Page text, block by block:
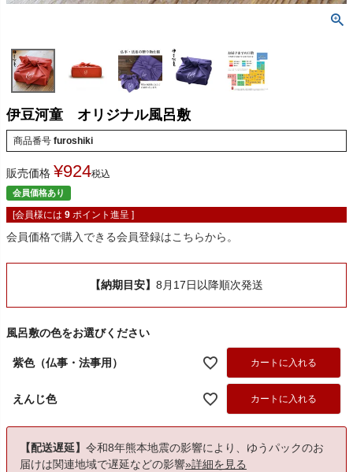
伊豆河童 オリジナル風呂敷
商品番号 furoshiki
販売価格 ¥924税込
会員価格あり
[会員様には 9 ポイント進呈 ]
会員価格で購入できる会員登録はこちらから。
【納期目安】 8月17日以降順次発送
風呂敷の色をお選びください
紫色（仏事・法事用） カートに入れる
えんじ色 カートに入れる
【配送遅延】 令和8年熊本地震の影響により、ゆうパックのお
届けは関連地域で遅延などの影響»詳細を見る